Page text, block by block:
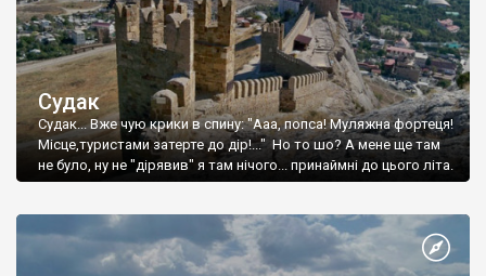
Судак
Судак... Вже чую крики в спину: "Ааа, попса! Муляжна фортеця!
Місце,туристами затерте до дір!..." Но то шо? А мене ще там
не було, ну не "дірявив" я там нічого... принаймні до цього літа.